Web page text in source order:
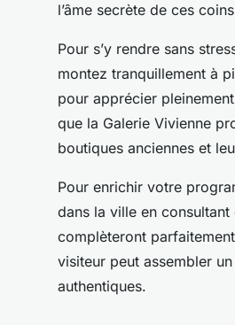
l’âme secrète de ces
Pour s’y rendre sans
montez tranquillement à
pour apprécier
que la Galerie Vivienne
boutiques anciennes et
Pour enrichir votre
dans la ville en consultant
complèteront
visiteur peut assembler
authentiques.